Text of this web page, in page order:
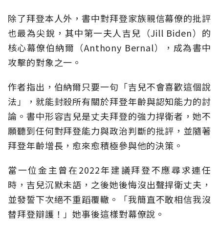
除了拜登本人外，書中對拜登家族親信幕僚的批評
也最為尖銳，其中第一夫人吉兒（Jill Biden）的
核心幕僚伯納爾（Anthony Bernal），成為書中
攻擊的對象之一。
作者指出，伯納爾只要一句「吉兒不會喜歡這個說
法」，就能封殺所有關於拜登年齡與認知能力的討
論。書中形容吉兒是丈夫拜登的強力捍衛者，她不
願聽到任何對拜登能力與政治判斷的批評，並隨著
拜登年齡增長，愈來愈積極參與他的決策。
當一位金主曾在2022年建議拜登不應尋求連任
時，吉兒沉默未語，之後她後悔沒出聲捍衛丈夫，
並發誓下次絕不重蹈覆轍。「我簡直不敢相信我沒
替拜登辯護！」她事後這樣對幕僚說。